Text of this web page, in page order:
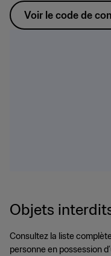
Voir le code de
Objets
Consultez la liste
personne en possession